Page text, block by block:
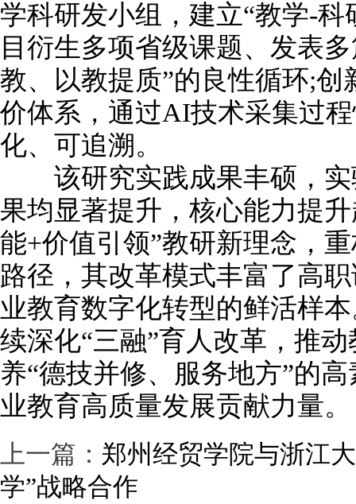
学科研发小组，建立“教学-
目衍生多项省级课题、发表
教、以教提质”的良性循环;
价体系，通过AI技术采集过
化、可追溯。
该研究实践成果丰硕，实
果均显著提升，核心能力提
能+价值引领”教研新理念，
路径，其改革模式丰富了高
业教育数字化转型的鲜活样
续深化“三融”育人改革，推
养“德技并修、服务地方”的
业教育高质量发展贡献力量。
上一篇： 郑州经贸学院与浙江
学”战略合作